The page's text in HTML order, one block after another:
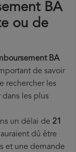
BA
ou de
BA
de savoir
rechercher les
dans les plus
un délai de 21
dû être
et une demande